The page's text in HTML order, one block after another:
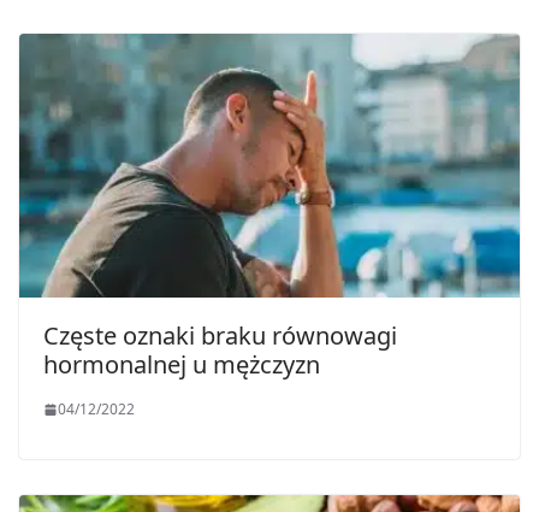
Częste oznaki braku równowagi
hormonalnej u mężczyzn
04/12/2022